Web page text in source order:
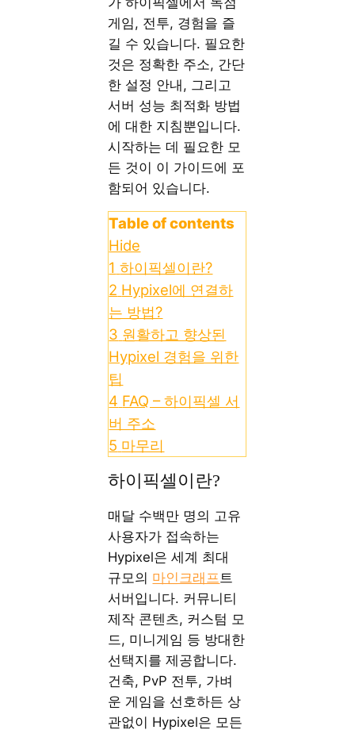
게임, 전투, 경험을 즐
길 수 있습니다. 필요한
것은 정확한 주소, 간단
한 설정 안내, 그리고
서버 성능 최적화 방법
에 대한 지침뿐입니다.
시작하는 데 필요한 모
든 것이 이 가이드에 포
함되어 있습니다.
Table of contents
Hide
1 하이픽셀이란?
2 Hypixel에 연결하
는 방법?
3 원활하고 향상된
Hypixel 경험을 위한
팁
4 FAQ – 하이픽셀 서
버 주소
5 마무리
하이픽셀이란?
매달 수백만 명의 고유
사용자가 접속하는
Hypixel은 세계 최대
규모의 마인크래프트
서버입니다. 커뮤니티
제작 콘텐츠, 커스텀 모
드, 미니게임 등 방대한
선택지를 제공합니다.
건축, PvP 전투, 가벼
운 게임을 선호하든 상
관없이 Hypixel은 모든